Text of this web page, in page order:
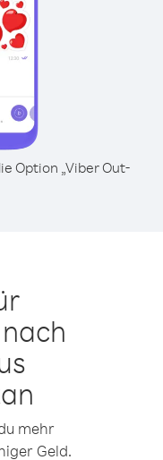
Option „Viber Out-
mehr
Geld.